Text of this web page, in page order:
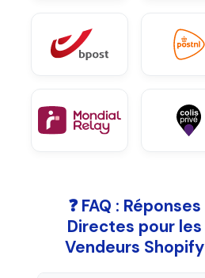
❓ FAQ : Réponses
Directes pour les
Vendeurs Shopify